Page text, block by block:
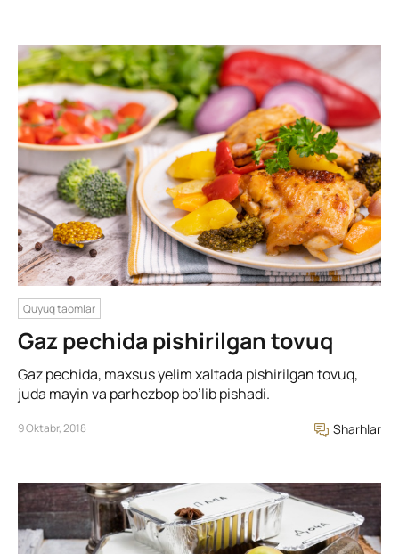
Quyuq taomlar
Gaz pechida pishirilgan tovuq
Gaz pechida, maxsus yelim xaltada pishirilgan tovuq,
juda mayin va parhezbop bo’lib pishadi.
9 Oktabr, 2018 Sharhlar